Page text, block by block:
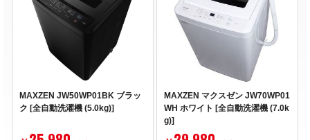
MAXZEN JW50WP01BK ブラッ
ク [全自動洗濯機 (5.0kg)]
MAXZEN マクスゼン JW70WP01
WH ホワイト [全自動洗濯機 (7.0k
g)]